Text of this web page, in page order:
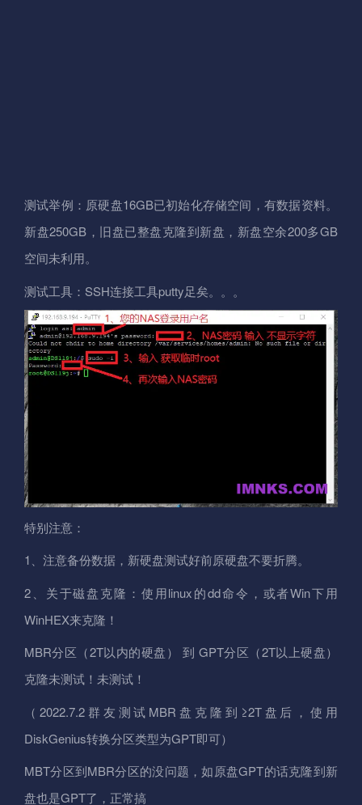
测试举例：原硬盘16GB已初始化存储空间，有数据资料。
新盘250GB，旧盘已整盘克隆到新盘，新盘空余200多GB
空间未利用。
测试工具：SSH连接工具putty足矣。。。
特别注意：
1、注意备份数据，新硬盘测试好前原硬盘不要折腾。
2、关于磁盘克隆：使用linux的dd命令，或者Win下用
WinHEX来克隆！
MBR分区（2T以内的硬盘） 到 GPT分区（2T以上硬盘）
克隆未测试！未测试！
（2022.7.2群友测试MBR盘克隆到≥2T盘后，使用
DiskGenius转换分区类型为GPT即可）
MBT分区到MBR分区的没问题，如原盘GPT的话克隆到新
盘也是GPT了，正常搞